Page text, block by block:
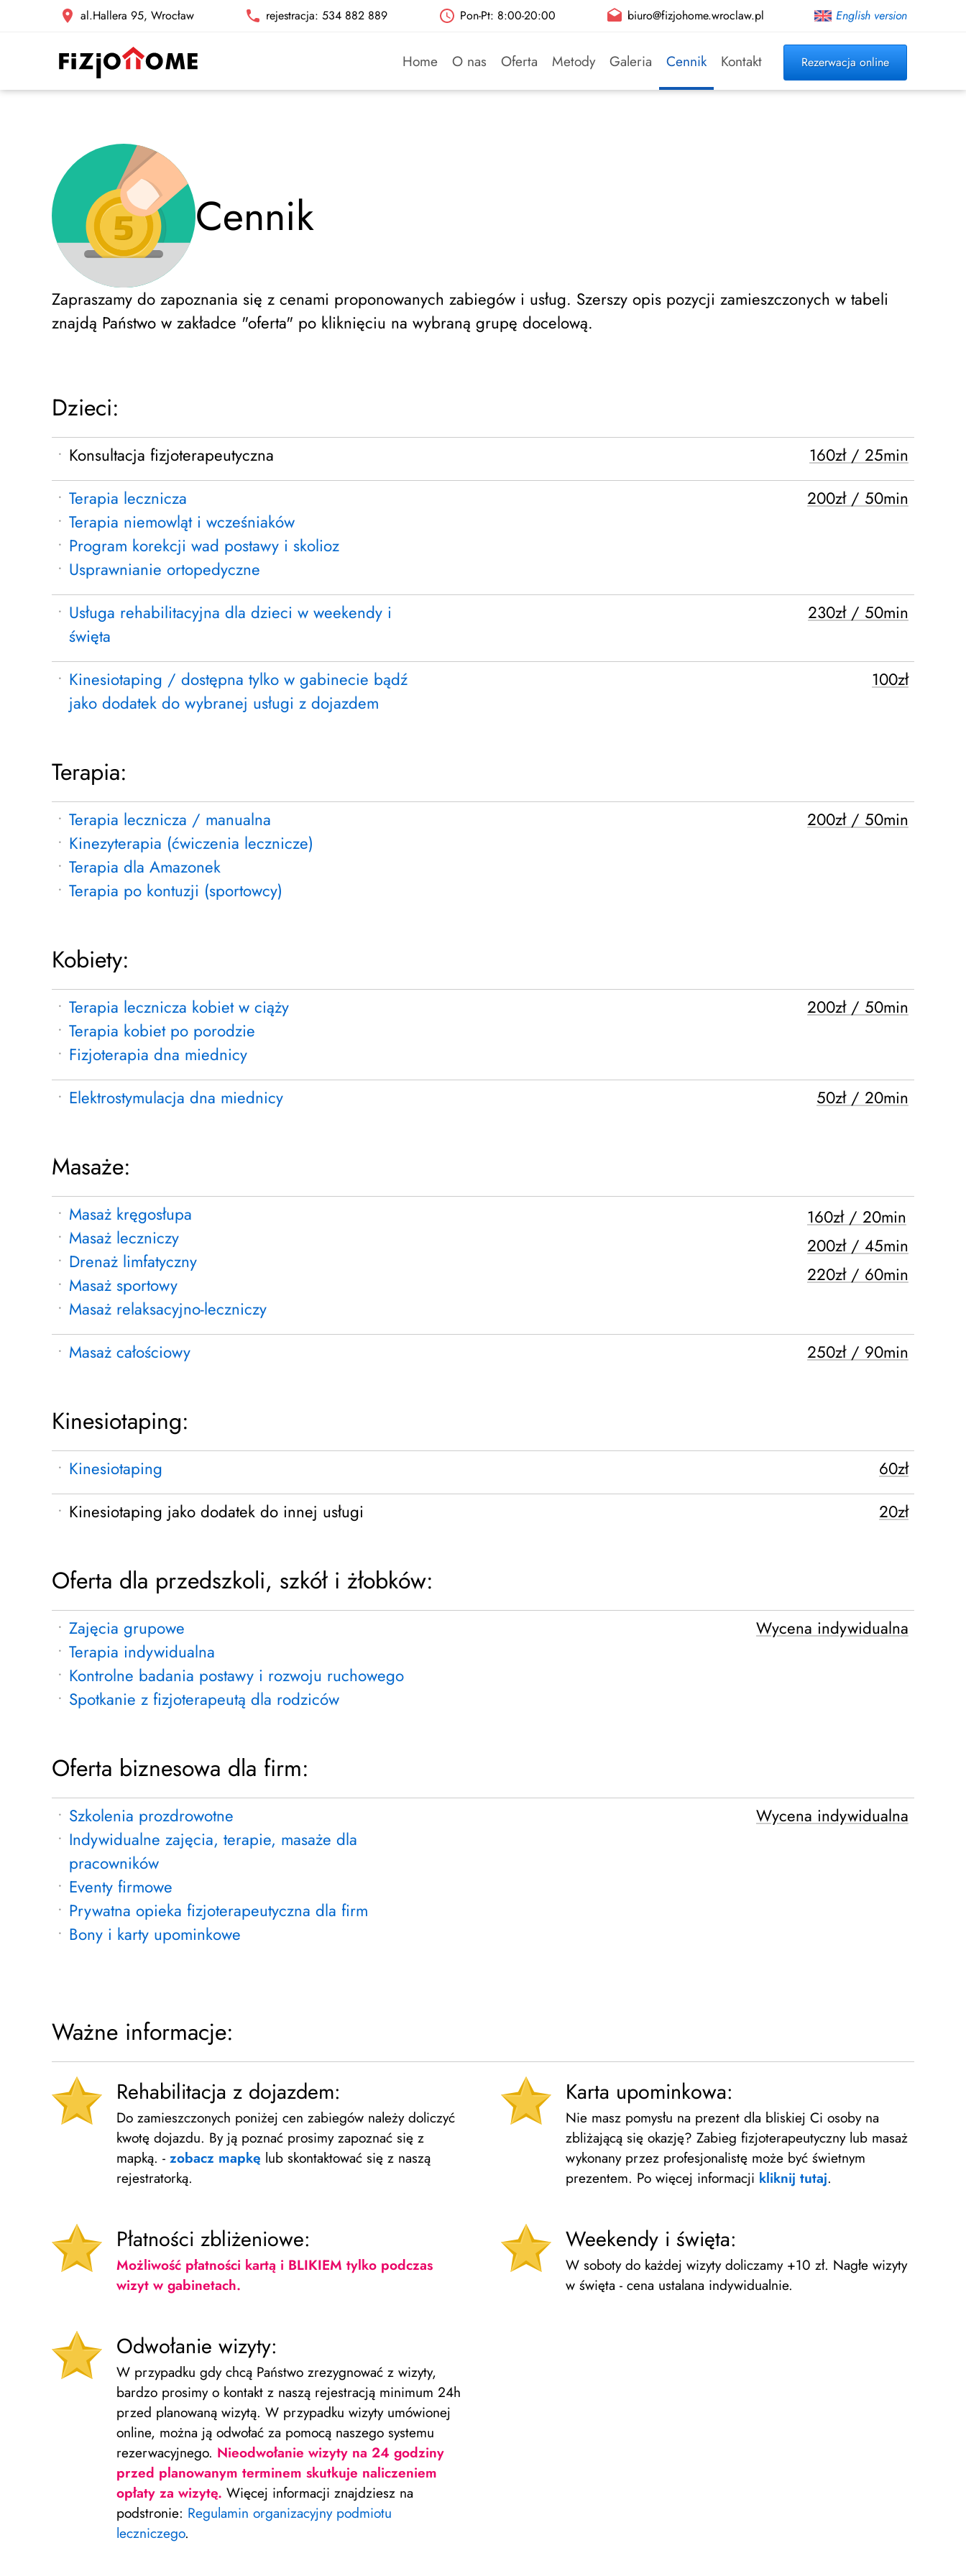
al.Hallera 95, Wrocław rejestracja: 534 882 889 Pon-Pt: 8:00-20:00 biuro@fizjohome.wroclaw.pl English version
Rezerwacja online
Home O nas Oferta Metody Galeria Cennik Kontakt
Cennik
Zapraszamy do zapoznania się z cenami proponowanych zabiegów i usług. Szerszy opis pozycji zamieszczonych w tabeli
znajdą Państwo w zakładce "oferta" po kliknięciu na wybraną grupę docelową.
Dzieci:
Konsultacja fizjoterapeutyczna
160zł / 25min
Terapia lecznicza
Terapia niemowląt i wcześniaków
Program korekcji wad postawy i skolioz
Usprawnianie ortopedyczne
200zł / 50min
Usługa rehabilitacyjna dla dzieci w weekendy i
święta
230zł / 50min
Kinesiotaping / dostępna tylko w gabinecie bądź
jako dodatek do wybranej usługi z dojazdem
100zł
Terapia:
Terapia lecznicza / manualna
Kinezyterapia (ćwiczenia lecznicze)
Terapia dla Amazonek
Terapia po kontuzji (sportowcy)
200zł / 50min
Kobiety:
Terapia lecznicza kobiet w ciąży
Terapia kobiet po porodzie
Fizjoterapia dna miednicy
200zł / 50min
Elektrostymulacja dna miednicy 50zł / 20min
Masaże:
Masaż kręgosłupa
Masaż leczniczy
Drenaż limfatyczny
Masaż sportowy
Masaż relaksacyjno-leczniczy
160zł / 20min
200zł / 45min
220zł / 60min
Masaż całościowy 250zł / 90min
Kinesiotaping:
Kinesiotaping
60zł
Kinesiotaping jako dodatek do innej usługi
20zł
Oferta dla przedszkoli, szkół i żłobków:
Zajęcia grupowe
Terapia indywidualna
Kontrolne badania postawy i rozwoju ruchowego
Spotkanie z fizjoterapeutą dla rodziców
Wycena indywidualna
Oferta biznesowa dla firm:
Szkolenia prozdrowotne
Indywidualne zajęcia, terapie, masaże dla
pracowników
Eventy firmowe
Prywatna opieka fizjoterapeutyczna dla firm
Bony i karty upominkowe
Wycena indywidualna
Ważne informacje:
Rehabilitacja z dojazdem:
Do zamieszczonych poniżej cen zabiegów należy doliczyć
kwotę dojazdu. By ją poznać prosimy zapoznać się z
mapką. - zobacz mapkę lub skontaktować się z naszą
rejestratorką.
Karta upominkowa:
Nie masz pomysłu na prezent dla bliskiej Ci osoby na
zbliżającą się okazję? Zabieg fizjoterapeutyczny lub masaż
wykonany przez profesjonalistę może być świetnym
prezentem. Po więcej informacji kliknij tutaj.
Płatności zbliżeniowe:
Możliwość płatności kartą i BLIKIEM tylko podczas
wizyt w gabinetach.
Weekendy i święta:
W soboty do każdej wizyty doliczamy +10 zł. Nagłe wizyty
w święta - cena ustalana indywidualnie.
Odwołanie wizyty:
W przypadku gdy chcą Państwo zrezygnować z wizyty,
bardzo prosimy o kontakt z naszą rejestracją minimum 24h
przed planowaną wizytą. W przypadku wizyty umówionej
online, można ją odwołać za pomocą naszego systemu
rezerwacyjnego. Nieodwołanie wizyty na 24 godziny
przed planowanym terminem skutkuje naliczeniem
opłaty za wizytę. Więcej informacji znajdziesz na
podstronie: Regulamin organizacyjny podmiotu
leczniczego.